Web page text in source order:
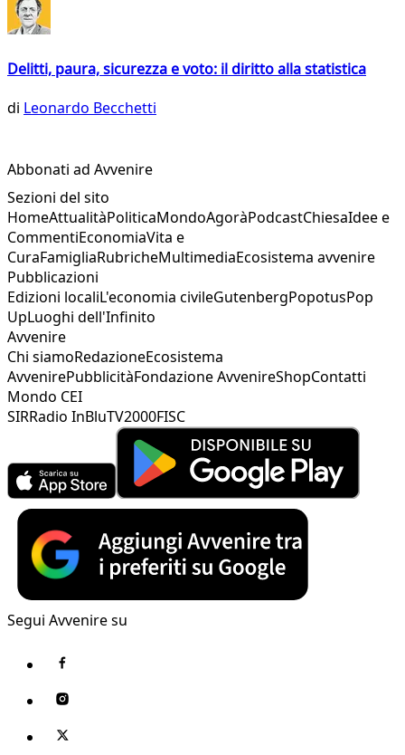
Delitti, paura, sicurezza e voto: il diritto alla statistica
di Leonardo Becchetti
Abbonati ad Avvenire
Sezioni del sito
HomeAttualitàPoliticaMondoAgoràPodcastChiesaIdee e
CommentiEconomiaVita e
CuraFamigliaRubricheMultimediaEcosistema avvenire
Pubblicazioni
Edizioni localiL'economia civileGutenbergPopotusPop
UpLuoghi dell'Infinito
Avvenire
Chi siamoRedazioneEcosistema
AvvenirePubblicitàFondazione AvvenireShopContatti
Mondo CEI
SIRRadio InBluTV2000FISC
Segui Avvenire su